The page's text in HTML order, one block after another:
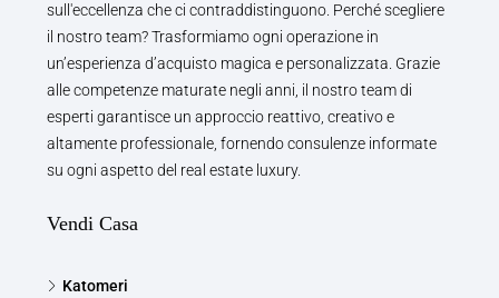
sull'eccellenza che ci contraddistinguono. Perché scegliere
il nostro team? Trasformiamo ogni operazione in
un’esperienza d’acquisto magica e personalizzata. Grazie
alle competenze maturate negli anni, il nostro team di
esperti garantisce un approccio reattivo, creativo e
altamente professionale, fornendo consulenze informate
su ogni aspetto del real estate luxury.
Vendi Casa
Katomeri